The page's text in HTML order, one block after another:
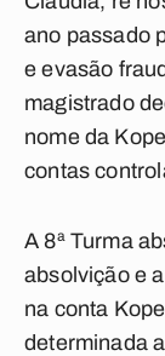
ano passado
e evasão
magistrado
nome da
contas
A 8ª Turma
absolvição e
na conta
determinada